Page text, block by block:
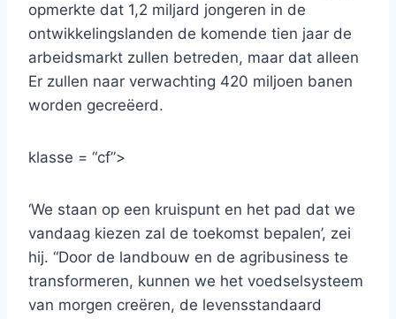
opmerkte dat 1,2 miljard jongeren in de
ontwikkelingslanden de komende tien jaar de
arbeidsmarkt zullen betreden, maar dat alleen
Er zullen naar verwachting 420 miljoen banen
worden gecreëerd.
klasse = “cf”>
‘We staan ​​op een kruispunt en het pad dat we
vandaag kiezen zal de toekomst bepalen’, zei
hij. “Door de landbouw en de agribusiness te
transformeren, kunnen we het voedselsysteem
van morgen creëren, de levensstandaard